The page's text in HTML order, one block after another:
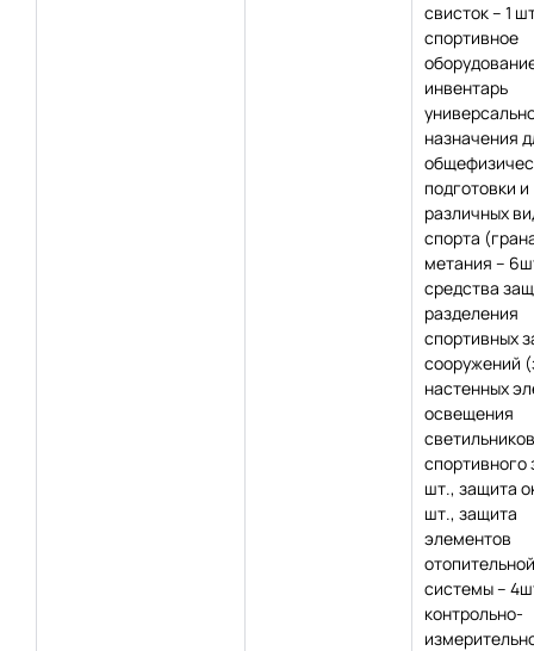
свисток – 1
спортивное
инвентарь
назначения
подготовки и
различных
спорта
метания –
средства
разделения
спортивных
сооружений
настенных
освещения
спортивного
шт., защита
шт., защита
элементов
отопительной
системы –
контрольно-